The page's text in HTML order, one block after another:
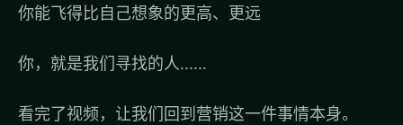
你能飞得比自己想象的更高、更远
你，就是我们寻找的人......
看完了视频，让我们回到营销这一件事情本身。